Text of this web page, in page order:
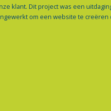
klant. Dit project was een
om een website te creëren